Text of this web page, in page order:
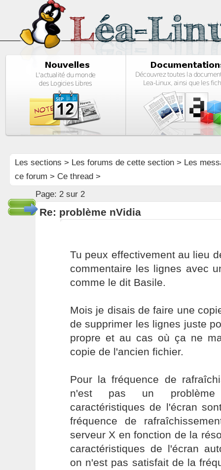
Les sections > Les forums de cette section> Les
ce forum > Ce thread >
Page: 2 sur 2
Re: problème nVidia
Tu peux effectivement au lieu
commentaire les lignes avec
comme le dit Basile.
Mois je disais de faire une
de supprimer les lignes juste
propre et au cas où ça ne
copie de l'ancien fichier.
Pour la fréquence de
n'est pas un problème
caractéristiques de l'écran
fréquence de
serveur X en fonction de la
caractéristiques de l'écran
on n'est pas satisfait de la